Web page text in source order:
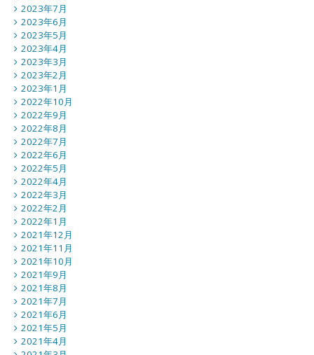
2023年7月
2023年6月
2023年5月
2023年4月
2023年3月
2023年2月
2023年1月
2022年10月
2022年9月
2022年8月
2022年7月
2022年6月
2022年5月
2022年4月
2022年3月
2022年2月
2022年1月
2021年12月
2021年11月
2021年10月
2021年9月
2021年8月
2021年7月
2021年6月
2021年5月
2021年4月